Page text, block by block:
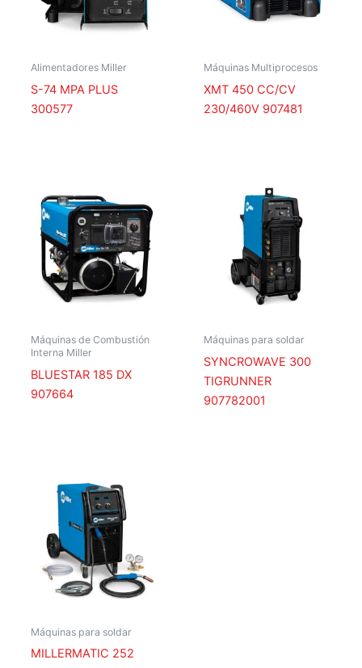
Alimentadores Miller
S-74 MPA PLUS
300577
Máquinas Multiprocesos
XMT 450 CC/CV
230/460V 907481
Máquinas de Combustión
Interna Miller
BLUESTAR 185 DX
907664
Máquinas para soldar
SYNCROWAVE 300
TIGRUNNER
907782001
Máquinas para soldar
MILLERMATIC 252